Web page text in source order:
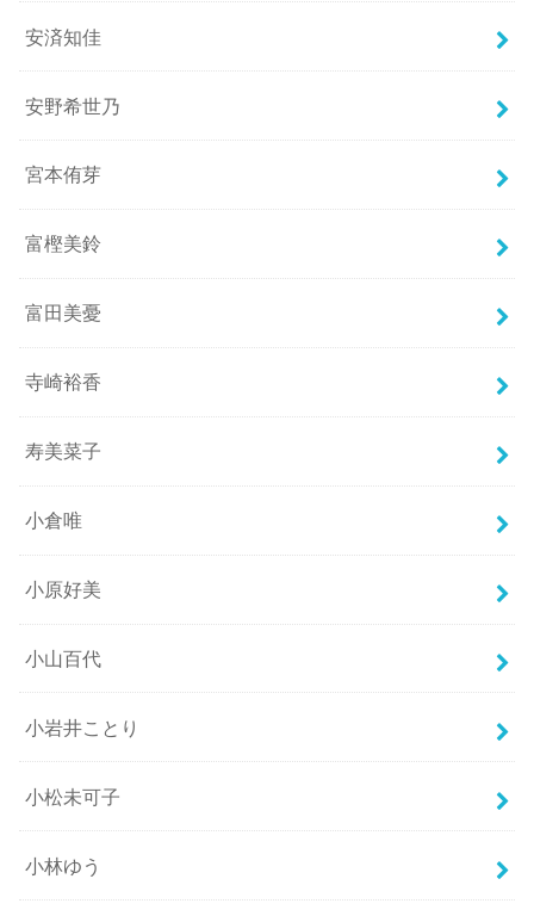
安済知佳
安野希世乃
宮本侑芽
富樫美鈴
富田美憂
寺崎裕香
寿美菜子
小倉唯
小原好美
小山百代
小岩井ことり
小松未可子
小林ゆう